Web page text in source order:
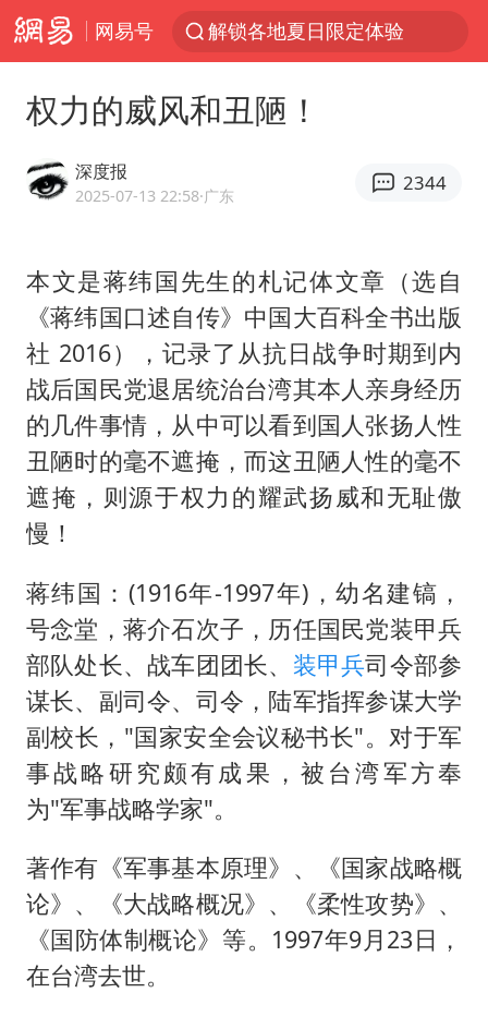
网易号
解锁各地夏日限定体验
名创优品一次性内裤 颜面尽失
“六爷”挂一颗出场
白海豚将正面袭击贯穿浙江
视频丨中国东方电气集团原党组副书记、董事宋致远被查
梁家辉：到内地拍戏不是北上是回归
牛津大学一纸声明甩不了锅
包文婧：二胎很难一碗水端平
女主硬加吻戏短剧已下架
郑丽文：台湾从来没有“独立”过
网传《披荆斩棘2026》名单
人民的健康、体质、幸福一脉相承
权力的威风和丑陋！
深度报
2025-07-13 22:58·广东
2344
本文是蒋纬国先生的札记体文章（选自
《蒋纬国口述自传》中国大百科全书出版
社 2016），记录了从抗日战争时期到内
战后国民党退居统治台湾其本人亲身经历
的几件事情，从中可以看到国人张扬人性
丑陋时的毫不遮掩，而这丑陋人性的毫不
遮掩，则源于权力的耀武扬威和无耻傲
慢！
蒋纬国：(1916年-1997年)，幼名建镐，
号念堂，蒋介石次子，历任国民党装甲兵
部队处长、战车团团长、 装甲兵司令部参
谋长、副司令、司令，陆军指挥参谋大学
副校长，"国家安全会议秘书长"。对于军
事战略研究颇有成果，被台湾军方奉
为"军事战略学家"。
著作有《军事基本原理》、《国家战略概
论》、《大战略概况》、《柔性攻势》、
《国防体制概论》等。1997年9月23日，
在台湾去世。